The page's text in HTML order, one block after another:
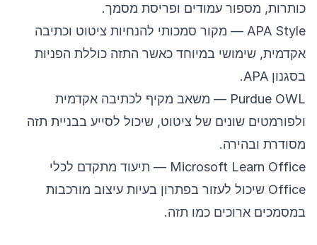
כותרות, מספור עמודים ופריסת מסמך.
APA Style — מקור סמכותי להנחיות ציטוט וכתיבה
אקדמית, שימושי במיוחד כאשר התזה כוללת הפניות
בסגנון APA.
Purdue OWL — משאב מקיף לכתיבה אקדמית
ולפורמטים שונים של ציטוט, שיכול לסייע בבניית תזה
מסודרת ובהירה.
Microsoft Learn Office — תיעוד מתקדם לכלי
Office שיכול לעזור בפתרון בעיות עיצוב מורכבות
במסמכים ארוכים כמו תזה.